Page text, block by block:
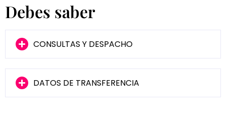
Debes saber
CONSULTAS Y DESPACHO
DATOS DE TRANSFERENCIA